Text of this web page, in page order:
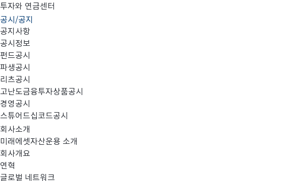
투자와 연금센터
공시/공지
공지사항
공시정보
펀드공시
파생공시
리츠공시
고난도금융투자상품공시
경영공시
스튜어드십코드공시
회사소개
미래에셋자산운용 소개
회사개요
연혁
글로벌 네트워크
이전글